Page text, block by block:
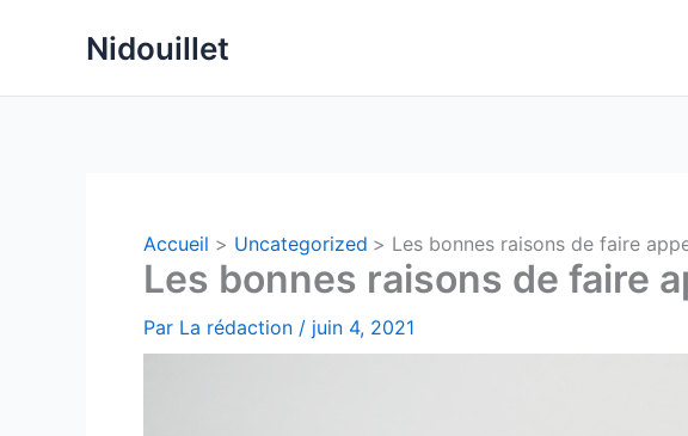
Nidouillet
Accueil Uncategorized Les bonnes raisons de faire
Les bonnes raisons de faire
Par La rédaction / juin 4, 2021